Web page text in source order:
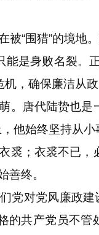
围猎”的境地
能是身败名裂
，确保廉洁从政
唐代陆贽也是
他始终坚持从
裘；衣裘不已
善终。
对党风廉政建
的共产党员不